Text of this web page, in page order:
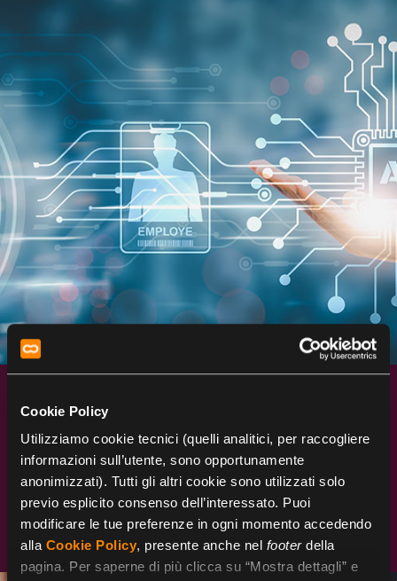
Cookie Policy
Utilizziamo cookie tecnici (quelli analitici, per raccogliere
informazioni sull’utente, sono opportunamente
anonimizzati). Tutti gli altri cookie sono utilizzati solo
previo esplicito consenso dell’interessato. Puoi
modificare le tue preferenze in ogni momento accedendo
alla Cookie Policy, presente anche nel footerdella
pagina. Per saperne di più clicca su “Mostra dettagli” e
Intelligenza Artificiale nelle Risorse
Umane: Applicazioni e Vantaggi
Dalla selezione del personale all'automazione
dei processi, ecco come l'Intelligenza artificiale
sta rivoluzionando il settore HR.